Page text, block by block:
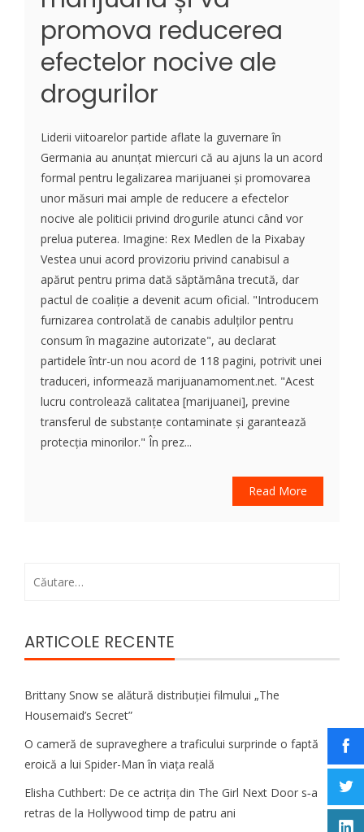
promova reducerea
efectelor nocive ale
drogurilor
Liderii viitoarelor partide aflate la guvernare în
Germania au anunțat miercuri că au ajuns la un acord
formal pentru legalizarea marijuanei și promovarea
unor măsuri mai ample de reducere a efectelor
nocive ale politicii privind drogurile atunci când vor
prelua puterea. Imagine: Rex Medlen de la Pixabay
Vestea unui acord provizoriu privind canabisul a
apărut pentru prima dată săptămâna trecută, dar
pactul de coaliție a devenit acum oficial. "Introducem
furnizarea controlată de canabis adulților pentru
consum în magazine autorizate", au declarat
partidele într-un nou acord de 118 pagini, potrivit unei
traduceri, informează marijuanamoment.net. "Acest
lucru controlează calitatea [marijuanei], previne
transferul de substanțe contaminate și garantează
protecția minorilor." În prez...
Read More
ARTICOLE RECENTE
Brittany Snow se alătură distribuției filmului „The
Housemaid’s Secret”
O cameră de supraveghere a traficului surprinde o faptă
eroică a lui Spider-Man în viața reală
Elisha Cuthbert: De ce actrița din The Girl Next Door s‑a
retras de la Hollywood timp de patru ani